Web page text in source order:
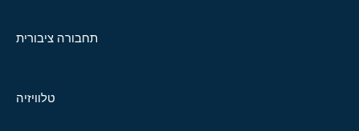
תחבורה ציבורית
טלוויזיה